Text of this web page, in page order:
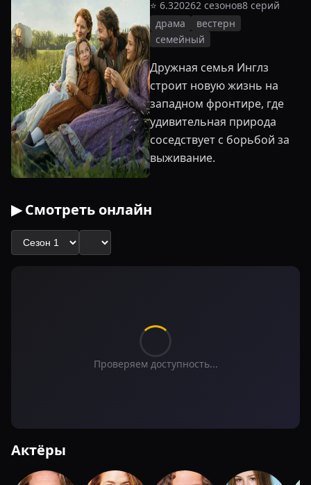
⭐ 6.320262 сезонов8 серий
драма
вестерн
семейный
Дружная семья Инглз
строит новую жизнь на
западном фронтире, где
удивительная природа
соседствует с борьбой за
выживание.
▶ Смотреть онлайн
Проверяем доступность...
Актёры